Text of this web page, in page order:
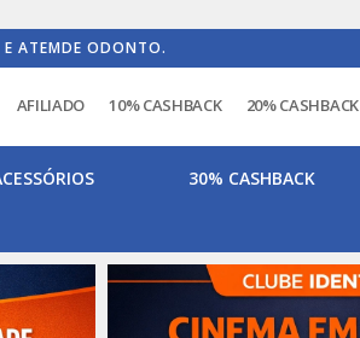
E ATEMDE ODONTO.
AFILIADO 10% CASHBACK 20% CASHBACK
30% CASHBACK